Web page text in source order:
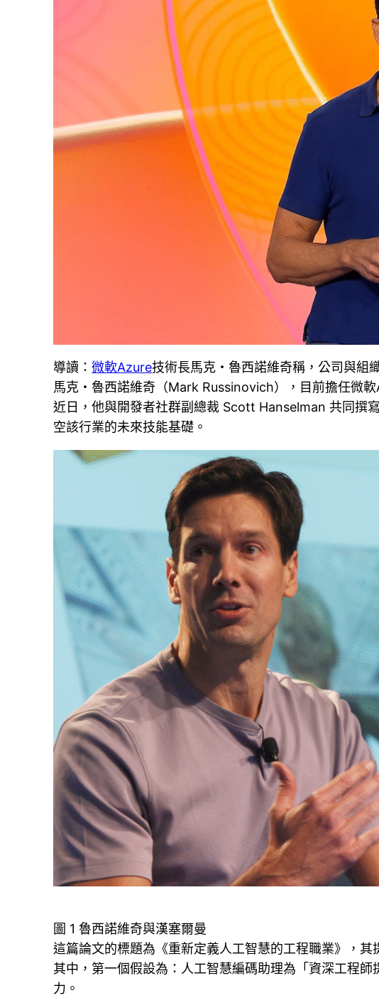
導讀：微軟Azure技術長馬克・魯西諾維奇稱，公司與組
馬克・魯西諾維奇（Mark Russinovich），目前擔任微軟
近日，他與開發者社群副總裁 Scott Hanselman 共同撰
空該行業的未來技能基礎。
圖 1 魯西諾維奇與漢塞爾曼
這篇論文的標題為《重新定義人工智慧的工程職業》，其
其中，第一個假設為：人工智慧編碼助理為「資深工程
力。